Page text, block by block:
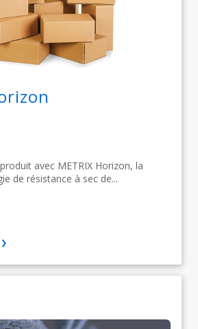
avec METRIX Horizon, la
de résistance à sec de...